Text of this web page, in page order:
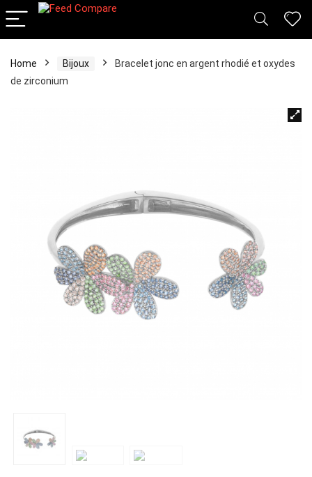
Home Bijoux
Bracelet jonc en argent rhodié et oxydes
de zirconium